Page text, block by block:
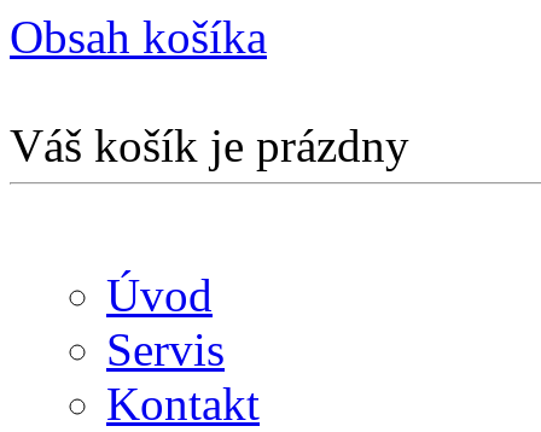
Obsah košíka
Váš košík je prázdny
Úvod
Servis
Kontakt